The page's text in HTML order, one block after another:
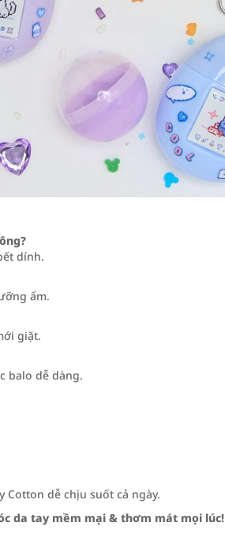
dính.
ẩm.
giặt.
balo dễ dàng.
dễ chịu suốt cả ngày.
da tay mềm mại & thơm mát mọi lúc!